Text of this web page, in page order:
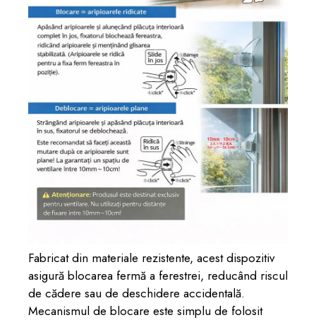
Fabricat din materiale rezistente, acest dispozitiv
asigură blocarea fermă a ferestrei, reducând riscul
de cădere sau de deschidere accidentală.
Mecanismul de blocare este simplu de folosit